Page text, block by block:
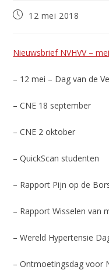
Bericht12 mei 2018
Nieuwsbrief NVHVV –
– 12 mei – Dag van de
– CNE 18 september
– CNE 2 oktober
– QuickScan studenten
– Rapport Pijn op de
– Rapport Wisselen van
– Wereld Hypertensie
– Ontmoetingsdag voor